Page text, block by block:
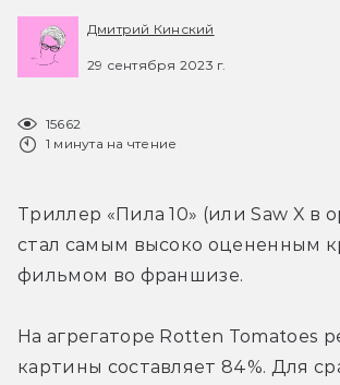
Дмитрий Кинский
29 сентября 2023 г.
15662
1 минута на чтение
Триллер «Пила 10» (или Saw X в
стал самым высоко оцененным
фильмом во франшизе.
На агрегаторе Rotten Tomatoes
картины составляет 84%. Для